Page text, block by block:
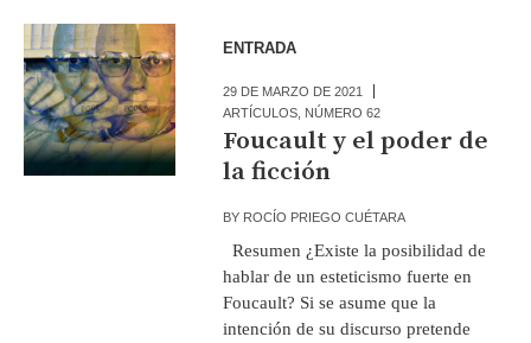
ENTRADA
29 DE MARZO DE 2021
ARTÍCULOS NÚMERO 62
Foucault y el poder de
la ficción
BY ROCÍO PRIEGO CUÉTARA
Resumen ¿Existe la posibilidad de
hablar de un esteticismo fuerte en
Foucault? Si se asume que la
intención de su discurso pretende